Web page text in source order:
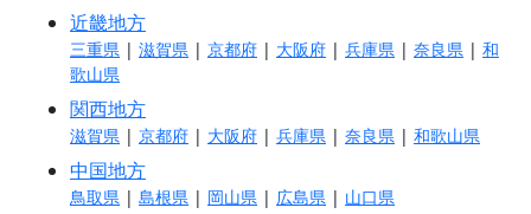
近畿地方
三重県 | 滋賀県 | 京都府 | 大阪府 | 兵庫県 | 奈良県 | 和
歌山県
関西地方
滋賀県 | 京都府 | 大阪府 | 兵庫県 | 奈良県 | 和歌山県
中国地方
鳥取県 | 島根県 | 岡山県 | 広島県 | 山口県